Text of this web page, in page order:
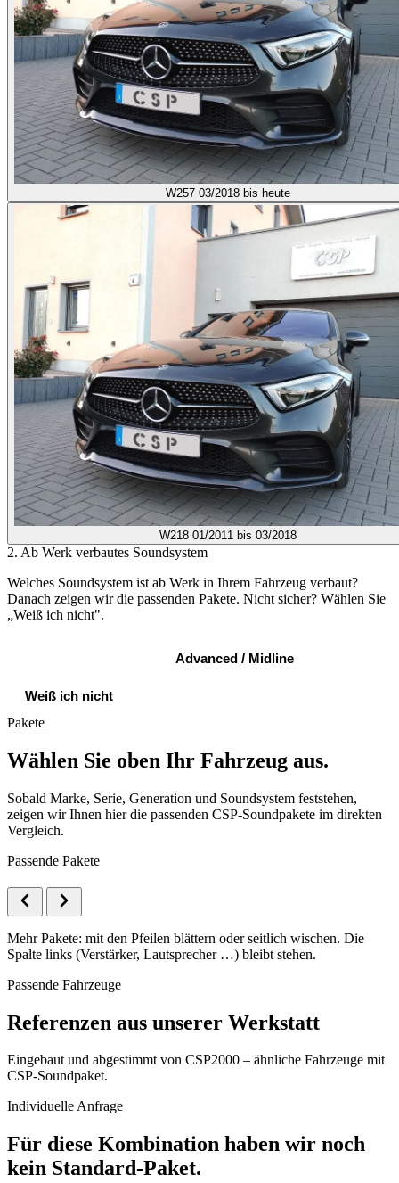
W257 03/2018 bis heute
W218 01/2011 bis 03/2018
2. Ab Werk verbautes Soundsystem
Welches Soundsystem ist ab Werk in Ihrem Fahrzeug verbaut?
Danach zeigen wir die passenden Pakete. Nicht sicher? Wählen Sie
„Weiß ich nicht".
Advanced / Midline
Weiß ich nicht
Pakete
Wählen Sie oben Ihr Fahrzeug aus.
Sobald Marke, Serie, Generation und Soundsystem feststehen,
zeigen wir Ihnen hier die passenden CSP-Soundpakete im direkten
Vergleich.
Passende Pakete
Mehr Pakete: mit den Pfeilen blättern oder seitlich wischen. Die
Spalte links (Verstärker, Lautsprecher …) bleibt stehen.
Passende Fahrzeuge
Referenzen aus unserer Werkstatt
Eingebaut und abgestimmt von CSP2000 – ähnliche Fahrzeuge mit
CSP-Soundpaket.
Individuelle Anfrage
Für diese Kombination haben wir noch
kein Standard-Paket.